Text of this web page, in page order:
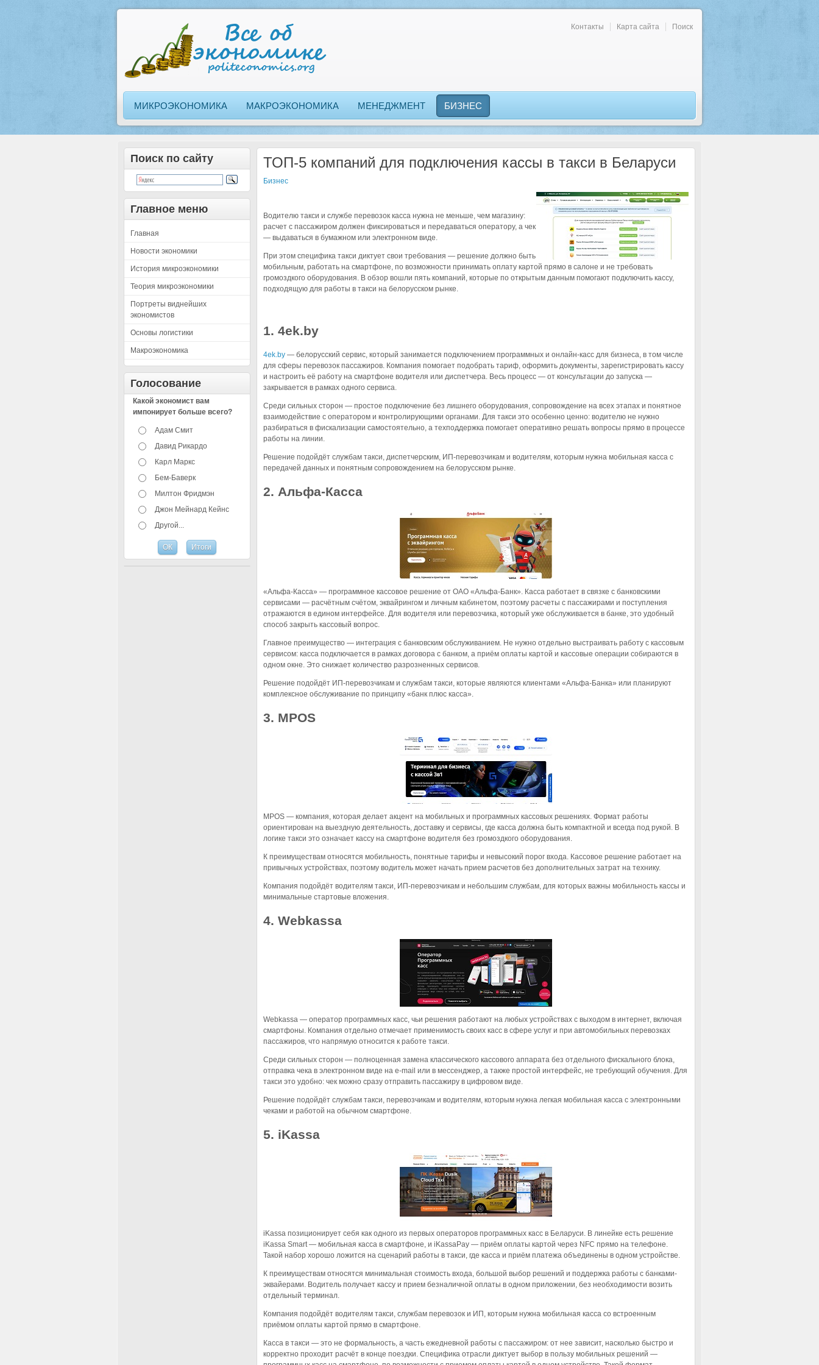
Контакты Карта сайта Поиск
МИКРОЭКОНОМИКА МАКРОЭКОНОМИКА МЕНЕДЖМЕНТ БИЗНЕС
Поиск по сайту
Главное меню
Главная
Новости экономики
История микроэкономики
Теория микроэкономики
Портреты виднейших
экономистов
Основы логистики
Макроэкономика
Голосование
Какой экономист вам
импонирует больше всего?
Адам Смит
Давид Рикардо
Карл Маркс
Бем-Баверк
Милтон Фридмэн
Джон Мейнард Кейнс
Другой...
ТОП-5 компаний для подключения кассы в такси в Беларуси
Бизнес
Водителю такси и службе перевозок касса нужна не меньше, чем магазину:
расчет с пассажиром должен фиксироваться и передаваться оператору, а чек
— выдаваться в бумажном или электронном виде.
При этом специфика такси диктует свои требования — решение должно быть
мобильным, работать на смартфоне, по возможности принимать оплату картой прямо в салоне и не требовать
громоздкого оборудования. В обзор вошли пять компаний, которые по открытым данным помогают подключить кассу,
подходящую для работы в такси на белорусском рынке.
1. 4ek.by
4ek.by — белорусский сервис, который занимается подключением программных и онлайн-касс для бизнеса, в том числе
для сферы перевозок пассажиров. Компания помогает подобрать тариф, оформить документы, зарегистрировать кассу
и настроить её работу на смартфоне водителя или диспетчера. Весь процесс — от консультации до запуска —
закрывается в рамках одного сервиса.
Среди сильных сторон — простое подключение без лишнего оборудования, сопровождение на всех этапах и понятное
взаимодействие с оператором и контролирующими органами. Для такси это особенно ценно: водителю не нужно
разбираться в фискализации самостоятельно, а техподдержка помогает оперативно решать вопросы прямо в процессе
работы на линии.
Решение подойдёт службам такси, диспетчерским, ИП-перевозчикам и водителям, которым нужна мобильная касса с
передачей данных и понятным сопровождением на белорусском рынке.
2. Альфа-Касса
«Альфа-Касса» — программное кассовое решение от ОАО «Альфа-Банк». Касса работает в связке с банковскими
сервисами — расчётным счётом, эквайрингом и личным кабинетом, поэтому расчеты с пассажирами и поступления
отражаются в едином интерфейсе. Для водителя или перевозчика, который уже обслуживается в банке, это удобный
способ закрыть кассовый вопрос.
Главное преимущество — интеграция с банковским обслуживанием. Не нужно отдельно выстраивать работу с кассовым
сервисом: касса подключается в рамках договора с банком, а приём оплаты картой и кассовые операции собираются в
одном окне. Это снижает количество разрозненных сервисов.
Решение подойдёт ИП-перевозчикам и службам такси, которые являются клиентами «Альфа-Банка» или планируют
комплексное обслуживание по принципу «банк плюс касса».
3. MPOS
MPOS — компания, которая делает акцент на мобильных и программных кассовых решениях. Формат работы
ориентирован на выездную деятельность, доставку и сервисы, где касса должна быть компактной и всегда под рукой. В
логике такси это означает кассу на смартфоне водителя без громоздкого оборудования.
К преимуществам относятся мобильность, понятные тарифы и невысокий порог входа. Кассовое решение работает на
привычных устройствах, поэтому водитель может начать прием расчетов без дополнительных затрат на технику.
Компания подойдёт водителям такси, ИП-перевозчикам и небольшим службам, для которых важны мобильность кассы и
минимальные стартовые вложения.
4. Webkassa
Webkassa — оператор программных касс, чьи решения работают на любых устройствах с выходом в интернет, включая
смартфоны. Компания отдельно отмечает применимость своих касс в сфере услуг и при автомобильных перевозках
пассажиров, что напрямую относится к работе такси.
Среди сильных сторон — полноценная замена классического кассового аппарата без отдельного фискального блока,
отправка чека в электронном виде на e-mail или в мессенджер, а также простой интерфейс, не требующий обучения. Для
такси это удобно: чек можно сразу отправить пассажиру в цифровом виде.
Решение подойдёт службам такси, перевозчикам и водителям, которым нужна легкая мобильная касса с электронными
чеками и работой на обычном смартфоне.
5. iKassa
iKassa позиционирует себя как одного из первых операторов программных касс в Беларуси. В линейке есть решение
iKassa Smart — мобильная касса в смартфоне, и iKassaPay — приём оплаты картой через NFC прямо на телефоне.
Такой набор хорошо ложится на сценарий работы в такси, где касса и приём платежа объединены в одном устройстве.
К преимуществам относятся минимальная стоимость входа, большой выбор решений и поддержка работы с банками-
эквайерами. Водитель получает кассу и прием безналичной оплаты в одном приложении, без необходимости возить
отдельный терминал.
Компания подойдёт водителям такси, службам перевозок и ИП, которым нужна мобильная касса со встроенным
приёмом оплаты картой прямо в смартфоне.
Касса в такси — это не формальность, а часть ежедневной работы с пассажиром: от нее зависит, насколько быстро и
корректно проходит расчёт в конце поездки. Специфика отрасли диктует выбор в пользу мобильных решений —